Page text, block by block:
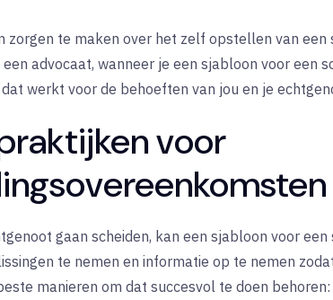
zorgen te maken over het zelf opstellen van een
een advocaat, wanneer je een sjabloon voor een
werkt voor de behoeften van jou en je
voor
gaan scheiden, kan een sjabloon voor
te nemen en informatie op te nemen
manieren om dat succesvol te doen behoren: